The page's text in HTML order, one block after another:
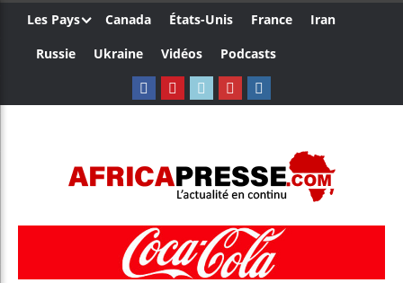
Les Pays Canada États-Unis France
Iran
Russie
Ukraine Vidéos Podcasts